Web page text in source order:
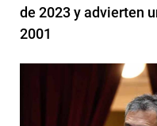
de 2023 y advierten
2001